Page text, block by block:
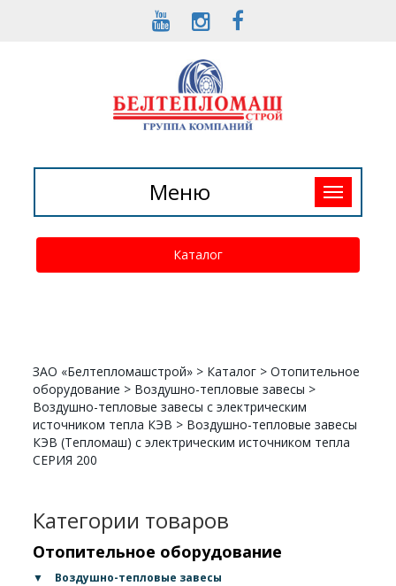
Toggle
navigation
Меню
Каталог
ЗАО «Белтепломашстрой» > Каталог >Отопительное
оборудование > Воздушно-тепловые завесы >
Воздушно-тепловые завесы с электрическим
источником тепла КЭВ > Воздушно-тепловые завесы
КЭВ (Тепломаш) с электрическим источником тепла
СЕРИЯ 200
Категории товаров
Отопительное оборудование
▼
Воздушно-тепловые завесы